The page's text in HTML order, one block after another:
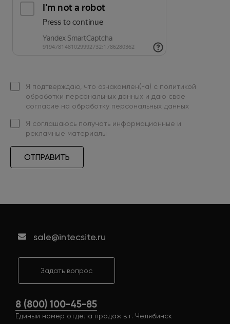
Я подтверждаю, что ознакомлен(-а) с политикой
обработки персональных данных и даю свое
согласие на обработку персональных данных
Я соглашаюсь получать информационные и
рекламные материалы
ОТПРАВИТЬ
sale@intecsite.ru
Задать вопрос
8 (800) 100-45-85
Единый номер отдела продаж в г. Челябинск